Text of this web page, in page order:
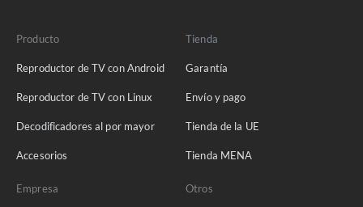
Producto
Reproductor de TV con Android
Reproductor de TV con Linux
Decodificadores al por mayor
Accesorios
Tienda
Garantía
Envío y pago
Tienda de la UE
Tienda MENA
Empresa Otros